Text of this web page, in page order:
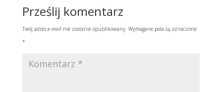
Prześlij komentarz
Twój adres e-mail nie zostanie opublikowany. Wymagane pola są oznaczone
*